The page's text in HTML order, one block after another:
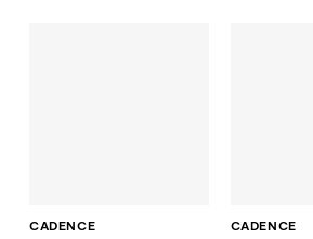
CADENCE CADENCE